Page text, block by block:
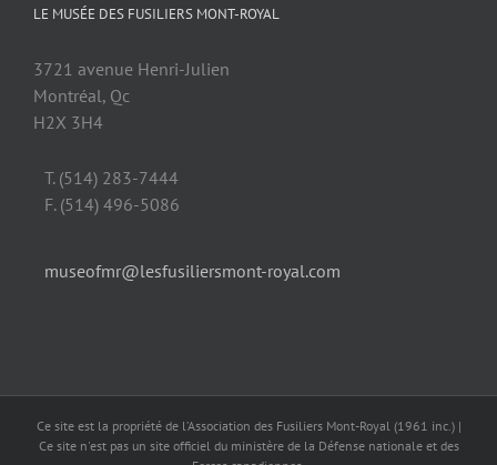
LE MUSÉE DES FUSILIERS MONT-ROYAL
3721 avenue Henri-Julien
Montréal, Qc
H2X 3H4
T. (514) 283-7444
F. (514) 496-5086
museofmr@lesfusiliersmont-royal.com
Ce site est la propriété de l’Association des Fusiliers Mont-Royal (1961 inc.) |
Ce site n'est pas un site officiel du ministère de la Défense nationale et des